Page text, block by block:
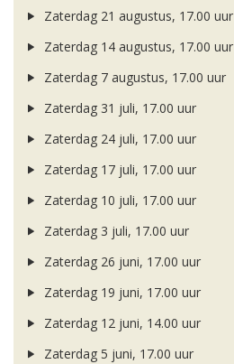
Zaterdag 21 augustus, 17.00 uur
Zaterdag 14 augustus, 17.00 uur
Zaterdag 7 augustus, 17.00 uur
Zaterdag 31 juli, 17.00 uur
Zaterdag 24 juli, 17.00 uur
Zaterdag 17 juli, 17.00 uur
Zaterdag 10 juli, 17.00 uur
Zaterdag 3 juli, 17.00 uur
Zaterdag 26 juni, 17.00 uur
Zaterdag 19 juni, 17.00 uur
Zaterdag 12 juni, 14.00 uur
Zaterdag 5 juni, 17.00 uur